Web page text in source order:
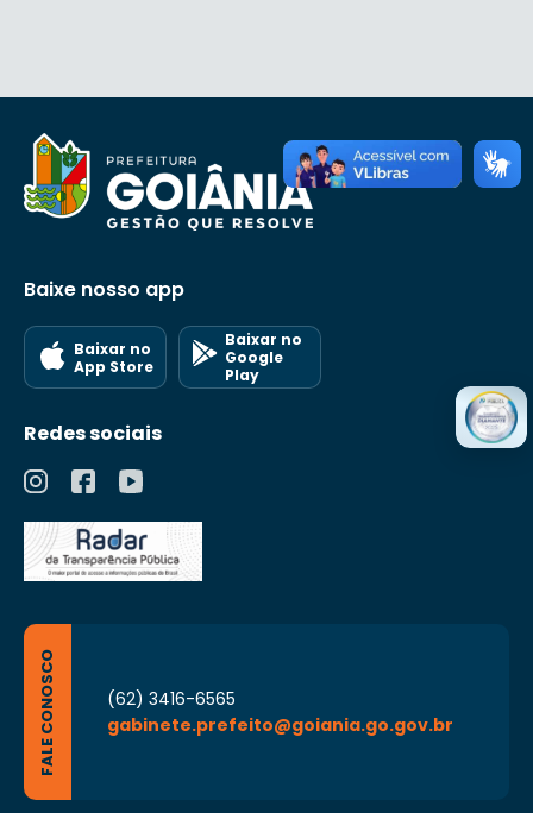
Baixe nosso app
Baixar no
App Store
Baixar no
Google
Play
Redes sociais
FALE CONOSCO
(62) 3416-6565
gabinete.prefeito@goiania.go.gov.br